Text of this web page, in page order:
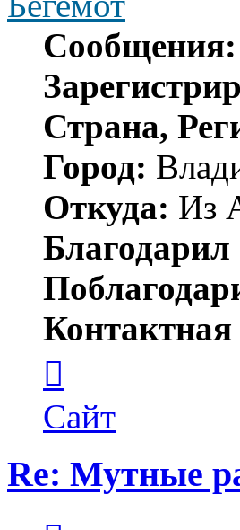
Сообщения:
Страна,
Город:
Откуда: Из
Благодарил
пользователя
Бегемот
Сайт
Re: Мутные